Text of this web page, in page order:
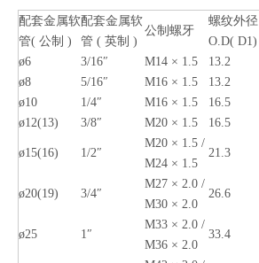
配套金属软
管( 公制 )
配套金属软
管 ( 英制 )
公制螺牙
螺纹外径
O.D( D1)
ø6
3/16″ M14 × 1.5 13.2
ø8
5/16″ M16 × 1.5 13.2
ø10
1/4″ M16 × 1.5 16.5
ø12(13)
3/8″ M20 × 1.5 16.5
ø15(16) 1/2″
M20 × 1.5 /
M24 × 1.5
21.3
ø20(19) 3/4″
M27 × 2.0 /
M30 × 2.0
26.6
ø25 1″
M33 × 2.0 /
M36 × 2.0
33.4